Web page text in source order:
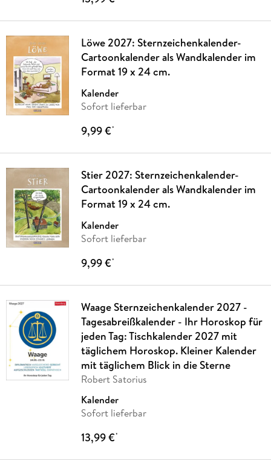
Löwe 2027: Sternzeichenkalender-
Cartoonkalender als Wandkalender im
Format 19 x 24 cm.
Kalender
Sofort lieferbar
9,99 €*
Stier 2027: Sternzeichenkalender-
Cartoonkalender als Wandkalender im
Format 19 x 24 cm.
Kalender
Sofort lieferbar
9,99 €*
Waage Sternzeichenkalender 2027 -
Tagesabreißkalender - Ihr Horoskop für
jeden Tag: Tischkalender 2027 mit
täglichem Horoskop. Kleiner Kalender
mit täglichem Blick in die Sterne
Robert Satorius
Kalender
Sofort lieferbar
13,99 €*